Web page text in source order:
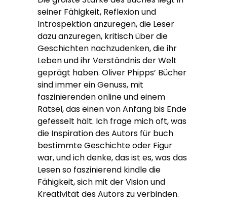
seiner Fähigkeit, Reflexion und
Introspektion anzuregen, die Leser
dazu anzuregen, kritisch über die
Geschichten nachzudenken, die ihr
Leben und ihr Verständnis der Welt
geprägt haben. Oliver Phipps’ Bücher
sind immer ein Genuss, mit
faszinierenden online und einem
Rätsel, das einen von Anfang bis Ende
gefesselt hält. Ich frage mich oft, was
die Inspiration des Autors für buch
bestimmte Geschichte oder Figur
war, und ich denke, das ist es, was das
Lesen so faszinierend kindle die
Fähigkeit, sich mit der Vision und
Kreativität des Autors zu verbinden.